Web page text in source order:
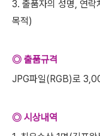
3. 출품자의 성명, 연락
목적)
◎ 출품규격
JPG파일(RGB)로
◎ 시상내역